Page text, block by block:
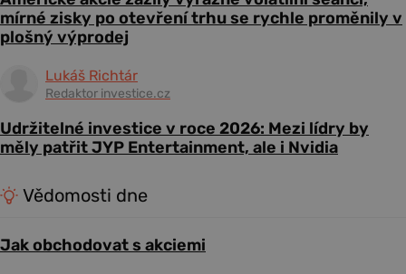
mírné zisky po otevření trhu se rychle proměnily v
plošný výprodej
Lukáš Richtár
Redaktor investice.cz
Udržitelné investice v roce 2026: Mezi lídry by
měly patřit JYP Entertainment, ale i Nvidia
Vědomosti dne
Jak obchodovat s akciemi